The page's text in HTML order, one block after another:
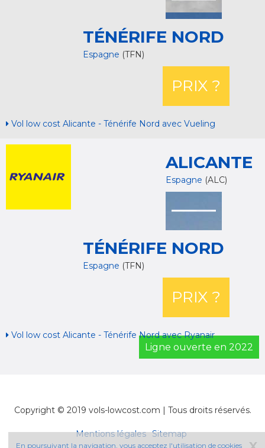
TÉNÉRIFE NORD
Espagne (TFN)
PRIX ?
Vol low cost Alicante - Ténérife Nord avec Vueling
ALICANTE
Espagne (ALC)
TÉNÉRIFE NORD
Espagne (TFN)
PRIX ?
Vol low cost Alicante - Ténérife Nord avec Ryanair
Ligne ouverte en 2022
Copyright © 2019 vols-lowcost.com | Tous droits réservés.
Mentions légales Sitemap
En poursuivant la navigation, vous acceptez l'utilisation de cookies